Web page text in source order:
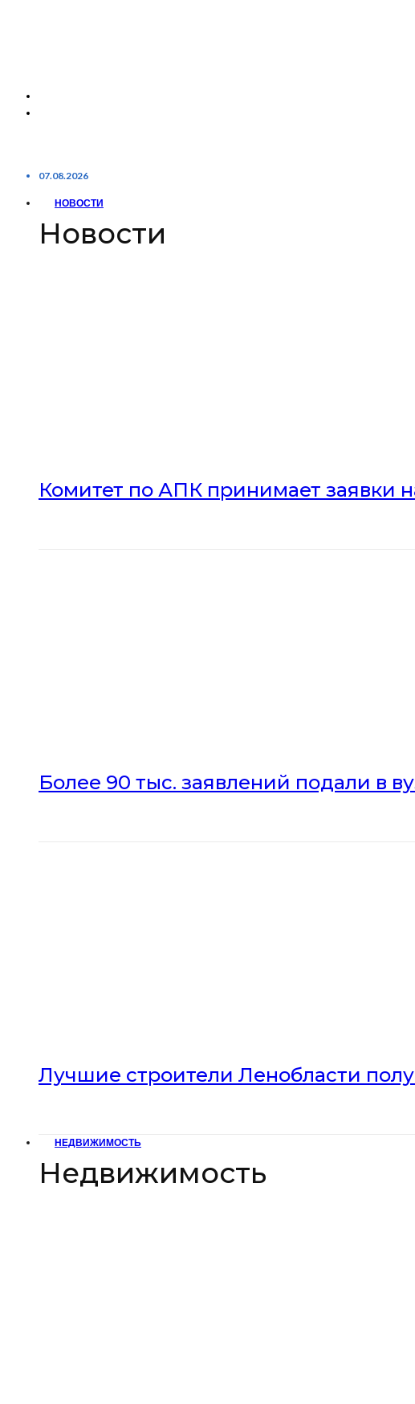
07.08.2026
НОВОСТИ
Новости
Комитет по АПК принимает заявки
Более 90 тыс. заявлений подали в
Лучшие строители Ленобласти
НЕДВИЖИМОСТЬ
Недвижимость